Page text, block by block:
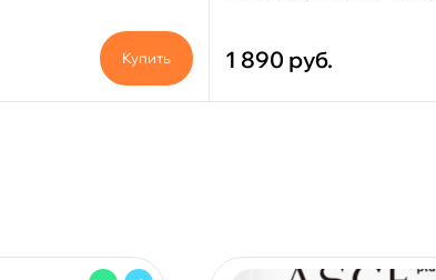
Купить 1 890 руб.